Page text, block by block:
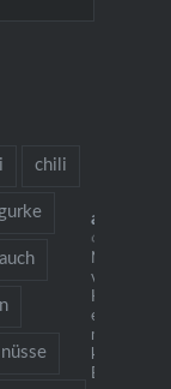
chili
gurke
nüsse
🌱 grow
Neu: mein
Kochbuch
es gibt
mehr als
köstlichen
Bestellung